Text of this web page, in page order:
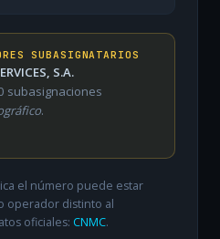
SUBASIGNATARIOS
S.A.
subasignaciones
.
el número puede estar
operador distinto al
oficiales: CNMC.